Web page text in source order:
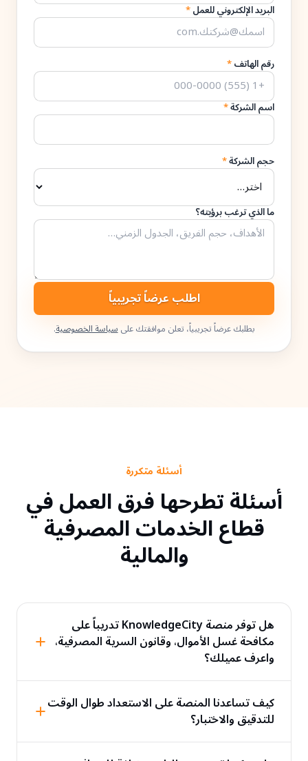
البريد الإلكتروني للعمل*
رقم الهاتف*
اسم الشركة*
حجم الشركة*
ما الذي ترغب برؤيته؟
اطلب عرضاً تجريبياً
بطلبك عرضاً تجريبياً، تعلن موافقتك علىسياسة الخصوصية.
أسئلة متكررة
أسئلة تطرحها فرق العمل في
قطاع الخدمات المصرفية
والمالية
هل توفر منصة KnowledgeCity تدريباً على
مكافحة غسل الأموال، وقانون السرية المصرفية،
واعرف عميلك؟
كيف تساعدنا المنصة على الاستعداد طوال الوقت
للتدقيق والاختبار؟